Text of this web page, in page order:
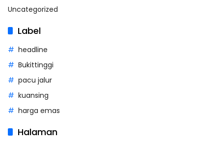
Uncategorized
Label
headline
Bukittinggi
pacu jalur
kuansing
harga emas
Halaman